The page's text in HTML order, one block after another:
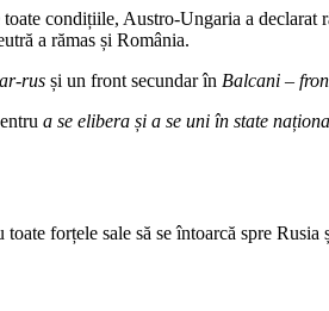
condițiile, Austro-Ungaria a declarat
a rămas și România.
rus și un front secundar în Balcani –
a se elibera și a se uni în state
forțele sale să se întoarcă spre Rusia